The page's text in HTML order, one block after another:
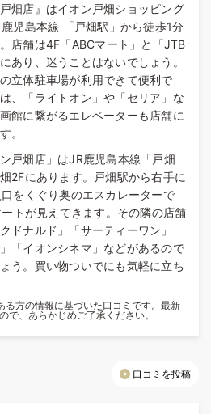
畑店』はイオン戸畑ショッピング
児島本線 「戸畑駅」から徒歩1分
店舗は4F「ABCマート」と「JTB
あり、迷うことはないでしょう。
立体駐車場が利用できて便利で
、「ライトオン」や「セリア」な
館に繋がるエレベーターも店舗に
。
戸畑店」はJR鹿児島本線「戸畑
2Fにあります。戸畑駅から右手に
をくぐり奥のエスカレーターで
トが見えてきます。その隣の店舗
ドナルド」「サーティーワン」
「イオンシネマ」などがあるので
う。買い物ついでにも気軽に立ち
る方の情報に基づいた口コミです。最新
で、あらかじめご了承ください。
口コミを投稿